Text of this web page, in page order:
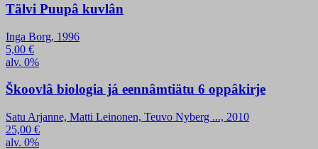
Tälvi Puupâ kuvlân
Inga Borg, 1996
5,00 €
alv. 0%
Škoovlâ biologia já eennâmtiätu 6 oppâkirje
Satu Arjanne, Matti Leinonen, Teuvo Nyberg ..., 2010
25,00 €
alv. 0%